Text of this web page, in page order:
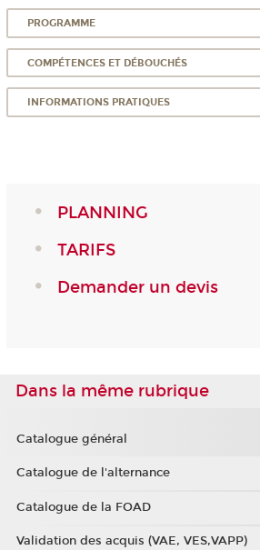
PROGRAMME
COMPÉTENCES ET DÉBOUCHÉS
INFORMATIONS PRATIQUES
PLANNING
TARIFS
Demander un devis
Dans la même rubrique
Catalogue général
Catalogue de l'alternance
Catalogue de la FOAD
Validation des acquis (VAE, VES,VAPP)